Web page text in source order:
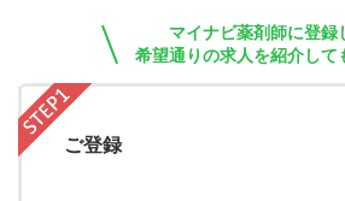
マイナビ薬剤師に登録
希望通りの求人を紹介して
ご登録